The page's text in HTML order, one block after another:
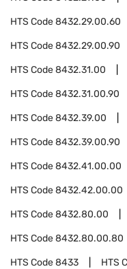
HTS Code8432.29.00.60
HTS Code8432.29.00.90
HTS Code8432.31.00
HTS Code8432.31.00.90
HTS Code8432.39.00
HTS Code8432.39.00.90
HTS Code8432.41.00.00
HTS Code8432.42.00.00
HTS Code8432.80.00
HTS Code8432.80.00.80
HTS Code8433 HTS